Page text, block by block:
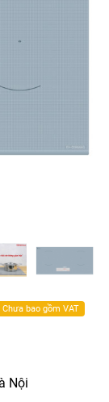
Chưa bao gồm VAT
Nội